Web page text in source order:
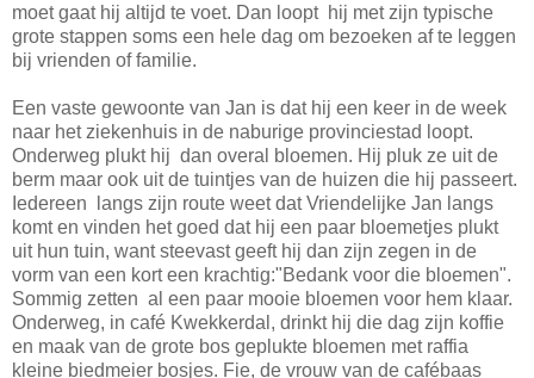
moet gaat hij altijd te voet. Dan loopt hij met zijn typische
grote stappen soms een hele dag om bezoeken af te leggen
bij vrienden of familie.
Een vaste gewoonte van Jan is dat hij een keer in de week
naar het ziekenhuis in de naburige provinciestad loopt.
Onderweg plukt hij dan overal bloemen. Hij pluk ze uit de
berm maar ook uit de tuintjes van de huizen die hij passeert.
Iedereen langs zijn route weet dat Vriendelijke Jan langs
komt en vinden het goed dat hij een paar bloemetjes plukt
uit hun tuin, want steevast geeft hij dan zijn zegen in de
vorm van een kort een krachtig:"Bedank voor die bloemen".
Sommig zetten al een paar mooie bloemen voor hem klaar.
Onderweg, in café Kwekkerdal, drinkt hij die dag zijn koffie
en maak van de grote bos geplukte bloemen met raffia
kleine biedmeier bosjes. Fie, de vrouw van de cafébaas